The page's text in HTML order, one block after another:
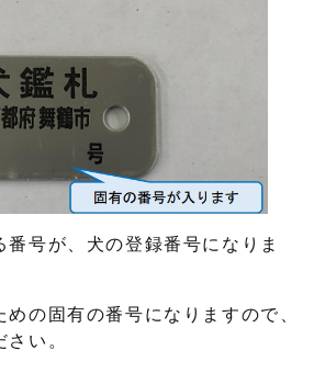
号が、犬の登録番号になりま
の固有の番号になりますので、
い。